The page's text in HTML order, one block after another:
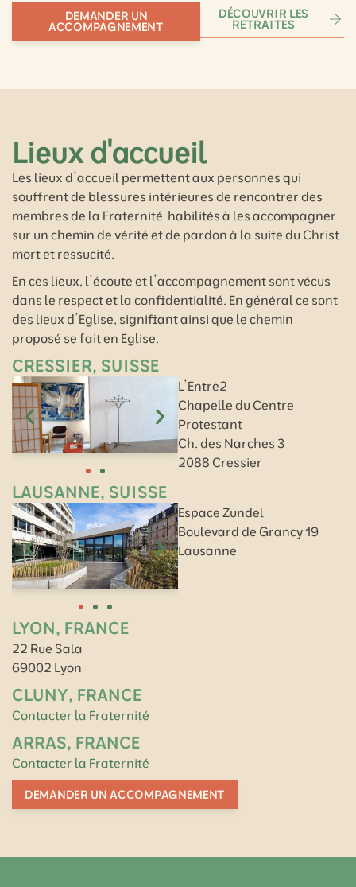
DEMANDER UN
ACCOMPAGNEMENT
DÉCOUVRIR LES
RETRAITES
Lieux d'accueil
Les lieux d’accueil permettent aux personnes qui
souffrent de blessures intérieures de rencontrer des
membres de la Fraternité habilités à les accompagner
sur un chemin de vérité et de pardon à la suite du Christ
mort et ressucité.
En ces lieux, l’écoute et l’accompagnement sont vécus
dans le respect et la confidentialité. En général ce sont
des lieux d’Eglise, signifiant ainsi que le chemin
proposé se fait en Eglise.
CRESSIER, SUISSE
L’Entre2
Chapelle du Centre
Protestant
Ch. des Narches 3
2088 Cressier
LAUSANNE, SUISSE
Espace Zundel
Boulevard de Grancy 19
Lausanne
LYON, FRANCE
22 Rue Sala
69002 Lyon
CLUNY, FRANCE
Contacter la Fraternité
ARRAS, FRANCE
Contacter la Fraternité
DEMANDER UN ACCOMPAGNEMENT